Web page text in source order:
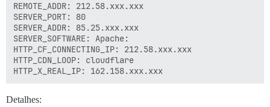
REMOTE_ADDR: 212.58.xxx.xxx
SERVER_PORT: 80
SERVER_ADDR: 85.25.xxx.xxx
SERVER_SOFTWARE: Apache:
HTTP_CF_CONNECTING_IP: 212.58.xxx.xxx
HTTP_CDN_LOOP: cloudflare
Detalhes: